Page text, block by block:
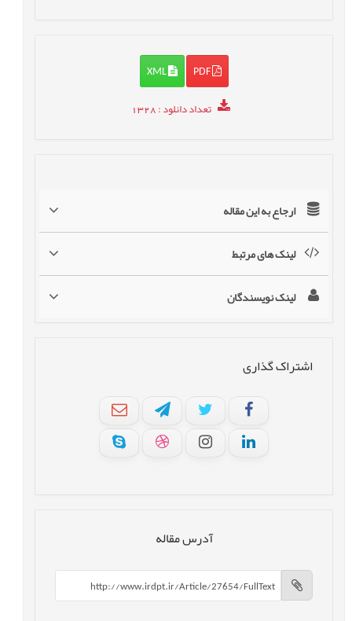
PDF
XML
تعداد دانلود: 1328
ارجاع به این مقاله
لینک های مرتبط
لینک نویسندگان
اشتراک گذاری
آدرس مقاله